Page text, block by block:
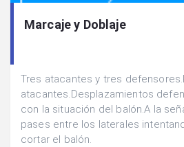
Marcaje y Doblaje
Tres atacantes y tres
atacantes.Desplazamientos
con la situación del balón.A la
pases entre los laterales
cortar el balón.